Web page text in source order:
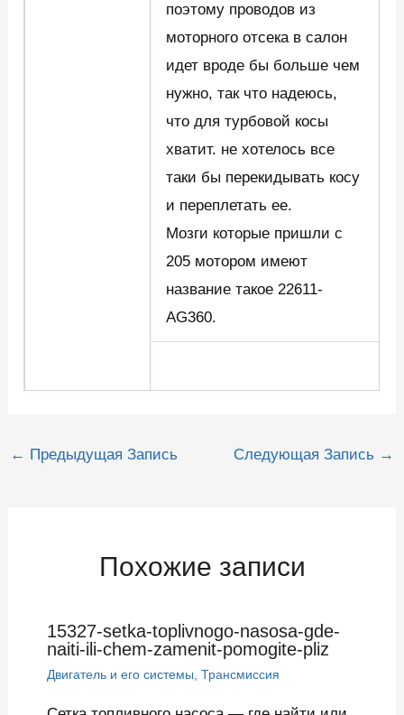
поэтому проводов из
моторного отсека в салон
идет вроде бы больше чем
нужно, так что надеюсь,
что для турбовой косы
хватит. не хотелось все
таки бы перекидывать косу
и переплетать ее.
Мозги которые пришли с
205 мотором имеют
название такое 22611-
AG360.
Навигация
← Предыдущая Запись Следующая Запись →
Похожие записи
15327-setka-toplivnogo-nasosa-gde-
naiti-ili-chem-zamenit-pomogite-pliz
Двигатель и его системы, Трансмиссия